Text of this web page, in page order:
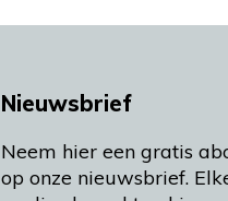
Nieuwsbrief
Neem hier een gratis
op onze nieuwsbrief.